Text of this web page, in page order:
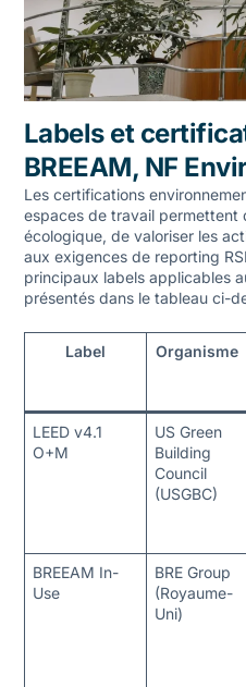
Labels et
BREEAM, NF
Les certifications
espaces de travail permettent
écologique, de valoriser les
aux exigences de reporting
principaux labels applicables
présentés dans le tableau ci-
Label Organisme
LEED v4.1
O+M
US Green
Building
Council
(USGBC)
BREEAM In-
Use
BRE Group
(Royaume-
Uni)